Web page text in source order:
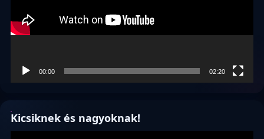
00:00 02:20
Kicsiknek és nagyoknak!